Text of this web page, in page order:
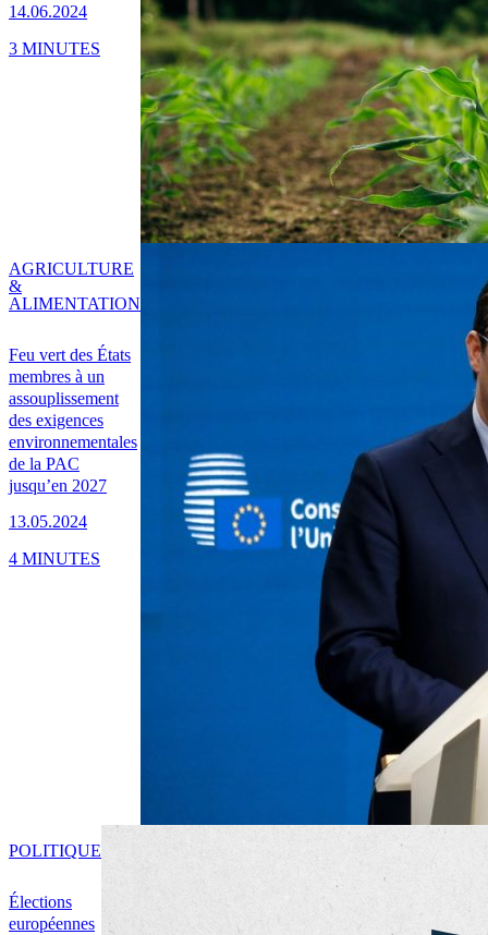
14.06.2024
3 MINUTES
Feu vert des États
membres à un
assouplissement
des exigences
environnementales
de la PAC
jusqu’en 2027
13.05.2024
AGRICULTURE
&
ALIMENTATION
4 MINUTES
Élections
européennes
POLITIQUE